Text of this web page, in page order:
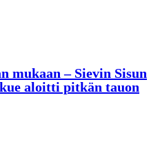
mukaan – Sievin Sisun
aloitti pitkän tauon